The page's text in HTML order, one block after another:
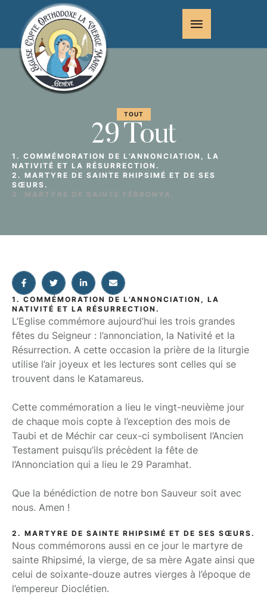
TOUT
29 Tout
1. COMMÉMORATION DE L’ANNONCIATION, LA
NATIVITÉ ET LA RÉSURRECTION.
2. MARTYRE DE SAINTE RHIPSIMÉ ET DE SES
SŒURS.
3. MARTYRE DE SAINTE FÉBRONYA.
1. COMMÉMORATION DE L’ANNONCIATION, LA
NATIVITÉ ET LA RÉSURRECTION.
L’Eglise commémore aujourd’hui les trois grandes
fêtes du Seigneur : l’annonciation, la Nativité et la
Résurrection. A cette occasion la prière de la liturgie
utilise l’air joyeux et les lectures sont celles qui se
trouvent dans le Katamareus.
Cette commémoration a lieu le vingt-neuvième jour
de chaque mois copte à l’exception des mois de
Taubi et de Méchir car ceux-ci symbolisent l’Ancien
Testament puisqu’ils précèdent la fête de
l’Annonciation qui a lieu le 29 Paramhat.
Que la bénédiction de notre bon Sauveur soit avec
nous. Amen !
2. MARTYRE DE SAINTE RHIPSIMÉ ET DE SES SŒURS.
Nous commémorons aussi en ce jour le martyre de
sainte Rhipsimé, la vierge, de sa mère Agate ainsi que
celui de soixante-douze autres vierges à l’époque de
l’empereur Dioclétien.